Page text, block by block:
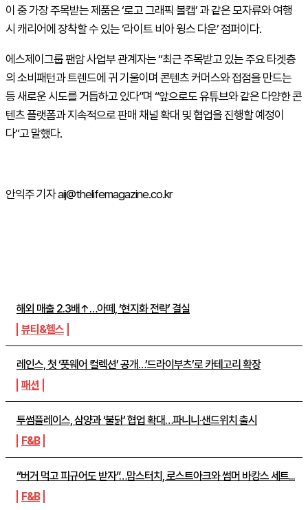
해외 매출 2.3배↑…아떼, ‘현지화 전략’ 결실
뷰티&헬스
레인스, 첫 ‘풋웨어 컬렉션’ 공개…’드라이부츠’로 카테고리 확장
패션
투썸플레이스, 삼양과 ‘불닭’ 협업 확대…파니니·샌드위치 출시
F&B
“버거 먹고 피규어도 받자”…맘스터치, 로스트아크와 썸머 바캉스 세트...
F&B
이 중 가장 주목받는 제품은 ‘로고 그래픽 볼캡’ 과 같은 모자류와 여행
시 캐리어에 장착할 수 있는 ‘라이트 비아 윙스 다운’ 점퍼이다.
에스제이그룹 팬암 사업부 관계자는 “최근 주목받고 있는 주요 타겟층
의 소비패턴과 트렌드에 귀 기울이며 콘텐츠 커머스와 접점을 만드는
등 새로운 시도를 거듭하고 있다”며 “앞으로도 유튜브와 같은 다양한 콘
텐츠 플랫폼과 지속적으로 판매 채널 확대 및 협업을 진행할 예정이
다“고 말했다.
안익주 기자 aij@thelifemagazine.co.kr